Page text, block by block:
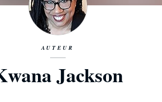
AUTEUR
Jackson